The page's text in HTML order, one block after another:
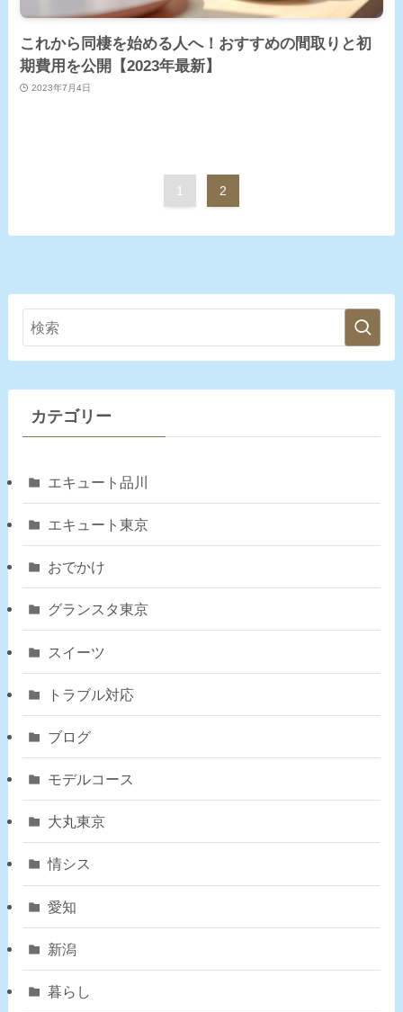
これから同棲を始める人へ！おすすめの間取りと初
期費用を公開【2023年最新】
2023年7月4日
1 2
カテゴリー
エキュート品川
エキュート東京
おでかけ
グランスタ東京
スイーツ
トラブル対応
ブログ
モデルコース
大丸東京
情シス
愛知
新潟
暮らし